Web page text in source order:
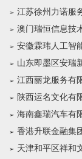
江苏徐州力诺服
澳门瑞恒信息技
安徽霖玮人工智
山东即墨区安瑞
江西丽龙服务有
陕西运名文化有
海南鑫瑞汽车有
香港升联金融集
天津和平区祥和